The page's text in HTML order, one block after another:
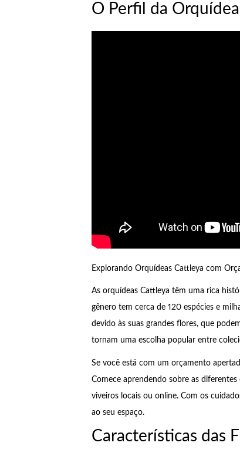
O Perfil da
Explorando Orquídeas Cattleya com
As orquídeas Cattleya têm uma rica
gênero tem cerca de 120 espécies e
devido às suas grandes flores, que
tornam uma escolha popular entre
Se você está com um orçamento
Comece aprendendo sobre as diferentes
viveiros locais ou online. Com os
ao seu espaço.
Características das